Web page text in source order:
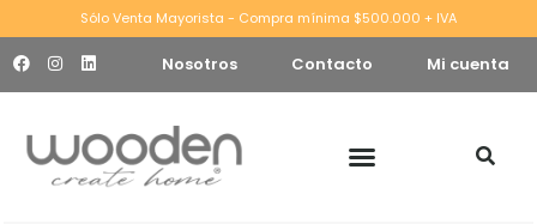
Sólo Venta Mayorista - Compra mínima $500.000 + IVA
Nosotros Contacto Mi cuenta